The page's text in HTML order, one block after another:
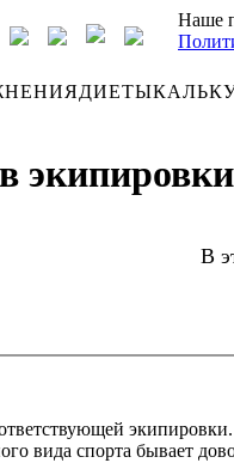
Наше
ДИЕТЫ
В
вида спорта бывает